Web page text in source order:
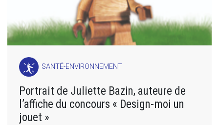
SANTÉ-ENVIRONNEMENT
Portrait de Juliette Bazin, auteure de
l’affiche du concours « Design-moi un
jouet »